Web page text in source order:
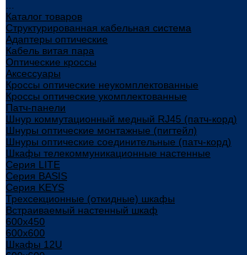
Каталог товаров
Структурированная кабельная система
Адаптеры оптические
Кабель витая пара
Оптические кроссы
Аксессуары
Кроссы оптические неукомплектованные
Кроссы оптические укомплектованные
Патч-панели
Шнур коммутационный медный RJ45 (патч-корд)
Шнуры оптические монтажные (пигтейл)
Шнуры оптические соединительные (патч-корд)
Шкафы телекоммуникационные настенные
Cерия LITE
Cерия BASIS
Cерия KEYS
Трехсекционные (откидные) шкафы
Встраиваемый настенный шкаф
600x450
600x600
Шкафы 12U